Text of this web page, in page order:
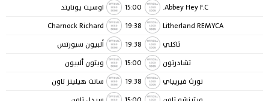
Abbey Hey F.C.
15:00
اوسيت يونايتد
Litherland REMYCA
19:38
Charnock Richard
ثاكلي
19:38
ألبيون سبورتس
تشادرتون
15:00
ويتون ألبيون
نورث فيريباي
19:38
سانت هيلينز تاون